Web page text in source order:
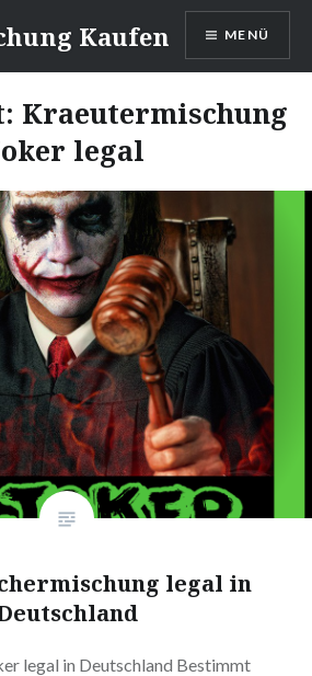
Kaufen MENÜ
Kraeutermischung
legal
legal in
legal in Deutschland Bestimmt